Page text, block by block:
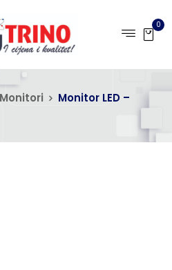
0
Monitori
Monitor LED –